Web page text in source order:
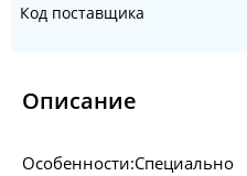
Код поставщика
Описание